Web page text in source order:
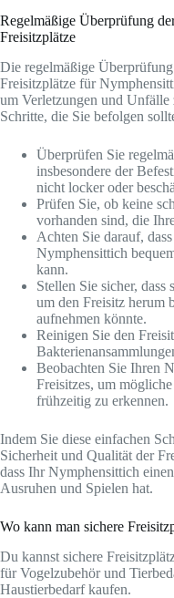
Regelmäßige Überprüfung
Freisitzplätze
Die regelmäßige
Freisitzplätze für
um Verletzungen und
Schritte, die Sie befolgen
Überprüfen Sie
insbesondere der
nicht locker oder
Prüfen Sie, ob keine
vorhanden sind, die
Achten Sie darauf,
Nymphensittich
kann.
Stellen Sie sicher,
um den Freisitz herum
aufnehmen könnte.
Reinigen Sie den
Beobachten Sie Ihren
Freisitzes, um
frühzeitig zu erkennen.
Indem Sie diese einfachen
Sicherheit und Qualität der
dass Ihr Nymphensittich
Ausruhen und Spielen hat.
Wo kann man sichere
Du kannst sichere
für Vogelzubehör und
Haustierbedarf kaufen.